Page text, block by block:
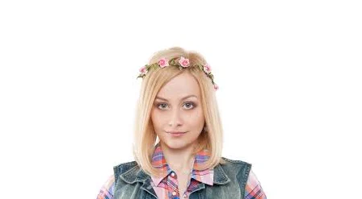
plastova čelenka s kvietkami 1ks v baleni uni veľkosť